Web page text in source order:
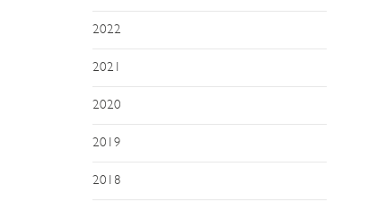
2022
2021
2020
2019
2018